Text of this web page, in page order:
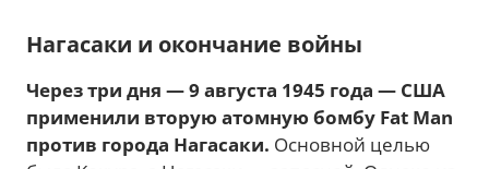
Нагасаки и окончание войны
Через три дня — 9 августа 1945 года — США
применили вторую атомную бомбу Fat Man
против города Нагасаки. Основной целью